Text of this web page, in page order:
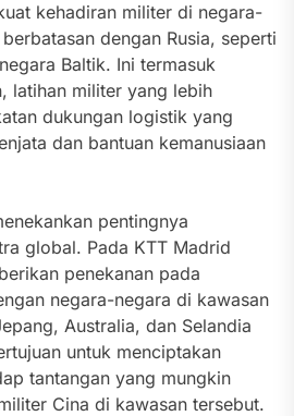
kehadiran militer di negara-
dengan Rusia, seperti
Baltik. Ini termasuk
latihan militer yang lebih
dukungan logistik yang
dan bantuan kemanusiaan
pentingnya
global. Pada KTT Madrid
penekanan pada
negara-negara di kawasan
Australia, dan Selandia
untuk menciptakan
tantangan yang mungkin
Cina di kawasan tersebut.